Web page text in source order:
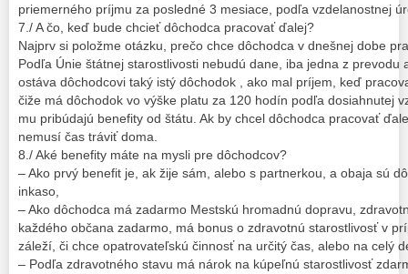
priemerného príjmu za posledné 3 mesiace, podľa vzdelanostnej
7./ A čo, keď bude chcieť dôchodca pracovať ďalej?
Najprv si položme otázku, prečo chce dôchodca v dnešnej dobe
Podľa Únie štátnej starostlivosti nebudú dane, iba jedna z prevodu
ostáva dôchodcovi taký istý dôchodok , ako mal príjem, keď
čiže má dôchodok vo výške platu za 120 hodín podľa dosiahnutej
mu pribúdajú benefity od štátu. Ak by chcel dôchodca pracovať
nemusí čas tráviť doma.
8./ Aké benefity máte na mysli pre dôchodcov?
– Ako prvý benefit je, ak žije sám, alebo s partnerkou, a obaja sú
inkaso,
– Ako dôchodca má zadarmo Mestskú hromadnú dopravu,
každého občana zadarmo, má bonus o zdravotnú starostlivosť v
záleží, či chce opatrovateľskú činnosť na určitý čas, alebo na celý
– Podľa zdravotného stavu má nárok na kúpeľnú starostlivosť